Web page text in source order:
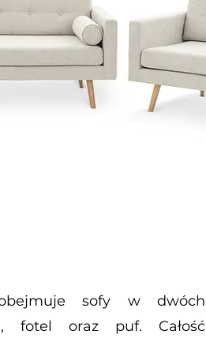
sofy w dwóch
fotel oraz puf. Całość